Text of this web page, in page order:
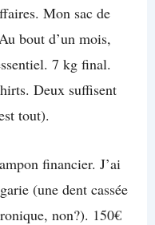
Mon sac de
bout d’un mois,
7 kg final.
Deux suffisent
tout).
financier. J’ai
(une dent cassée
non?). 150€